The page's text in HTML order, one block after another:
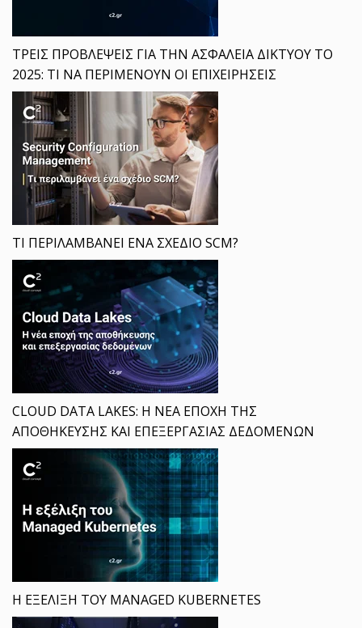
ΤΡΕΙΣ ΠΡΟΒΛΕΨΕΙΣ ΓΙΑ ΤΗΝ ΑΣΦΑΛΕΙΑ ΔΙΚΤΥΟΥ ΤΟ
2025: ΤΙ ΝΑ ΠΕΡΙΜΕΝΟΥΝ ΟΙ ΕΠΙΧΕΙΡΗΣΕΙΣ
ΤΙ ΠΕΡΙΛΑΜΒΑΝΕΙ ΕΝΑ ΣΧΕΔΙΟ SCM?
CLOUD DATA LAKES: Η ΝΕΑ ΕΠΟΧΗ ΤΗΣ
ΑΠΟΘΗΚΕΥΣΗΣ ΚΑΙ ΕΠΕΞΕΡΓΑΣΙΑΣ ΔΕΔΟΜΕΝΩΝ
Η ΕΞΕΛΙΞΗ ΤΟΥ MANAGED KUBERNETES